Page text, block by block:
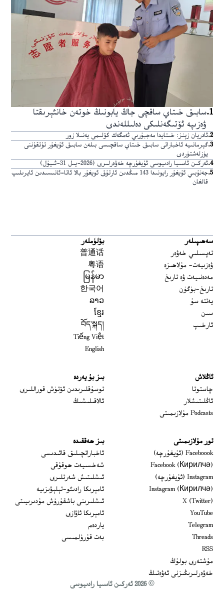
1
.سابىق خىتاي ساقچى جاڭ يابونىڭ خوتەن خانئېرىقتا
ۋەزىپە ئۆتىگەنلىكى دەلىللەندى
2
.ئادريان زېنز: خىتايدا مەجبۇرىي ئەمگەك كۆلىمى يەنىلا زور
3
.گېرمانىيە ئاخباراتى سابىق خىتاي ساقچىسى بىلەن سابىق ئۇيغۇر تۇتقۇننى
يۈزلەشتۈردى
4
.ئەركىن ئاسىيا رادىيوسى ئۇيغۇرچە خەۋەرلىرى (2026-يىل 31-ئىيۇل)
5
.
جەنۇبىي ئۇيغۇر رايونىدا 143 مىڭدىن ئارتۇق ئويغۇر بالا ئاتا-ئانىسىدىن ئايرىلىپ
قالغان
سەھىپىلەر
تەپسىلىي خەۋەر
ۋەزىيەت- مۇلاھىزە
مەدەنىيەت ۋە تارىخ
تارىخ-بۈگۈن
يەتتە سۇ
سىن
ئارخىپ
بۆلۈملەر
普通话
粤语
မြန်မာ
한국어
ລາວ
ខ្មែរ
བོད་སྐད།
Tiếng Việt
English
ئاڭلاش
چاستوتا
ئاڭلىتىشلار
Podcasts مۇلازىمىتى
بىز بۇ يەردە
توسۇقلىرىدىن ئۆتۈش قوراللىرى
ئالاقىلىشىڭ
تور مۇلازىمىتى
Faceboook (ئۇيغۇرچە)
Opens in new window
Facebook (Кирилчә)
Opens in new window
Instagram (ئۇيغۇرچە)
Opens in new window
Instagram (Кирилчә)
Opens in new window
X (Twitter)
YouTube
Telegram
Threads
RSS
مۇشتەرى بولۇڭ
خەۋەرلىرىڭىزنى ئەۋەتىڭ
بىز ھەققىدە
ئاخباراتچىلىق قائىدىسى
شەخسىيەت ھوقۇقى
ئىشلىتىش شەرتلىرى
ئامېرىكا رادىئو-تېلېۋىزىيە
ئىشلىرىنى باشقۇرۇش مۇدىرىيىتى
ئامېرىكا ئاۋازى
ياردەم
بەت قۇرۇلمىسى
© 2026 ئەركىن ئاسىيا رادىيوسى